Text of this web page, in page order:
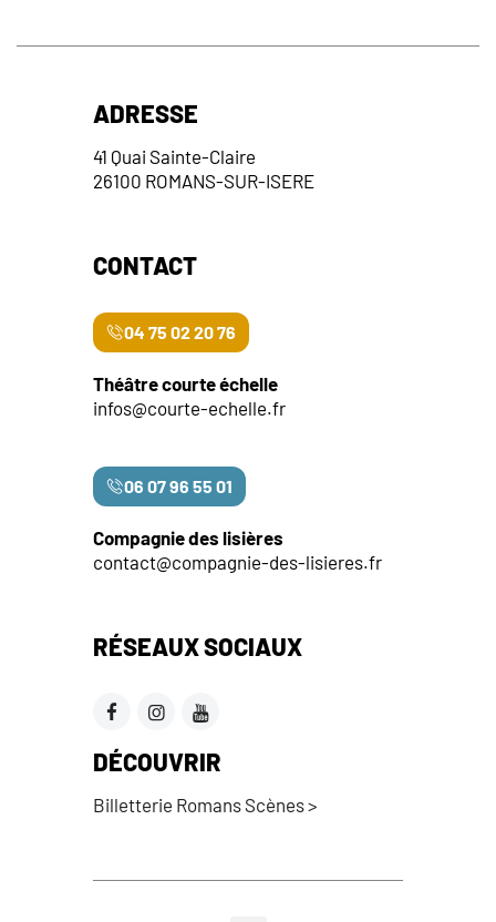
ADRESSE
41 Quai Sainte-Claire
26100 ROMANS-SUR-ISERE
CONTACT
04 75 02 20 76
Théâtre courte échelle
infos@courte-echelle.fr
06 07 96 55 01
Compagnie des lisières
contact@compagnie-des-lisieres.fr
RÉSEAUX SOCIAUX
DÉCOUVRIR
Billetterie Romans Scènes >